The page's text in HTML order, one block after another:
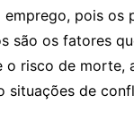
pois os
são os fatores
risco de morte,
de